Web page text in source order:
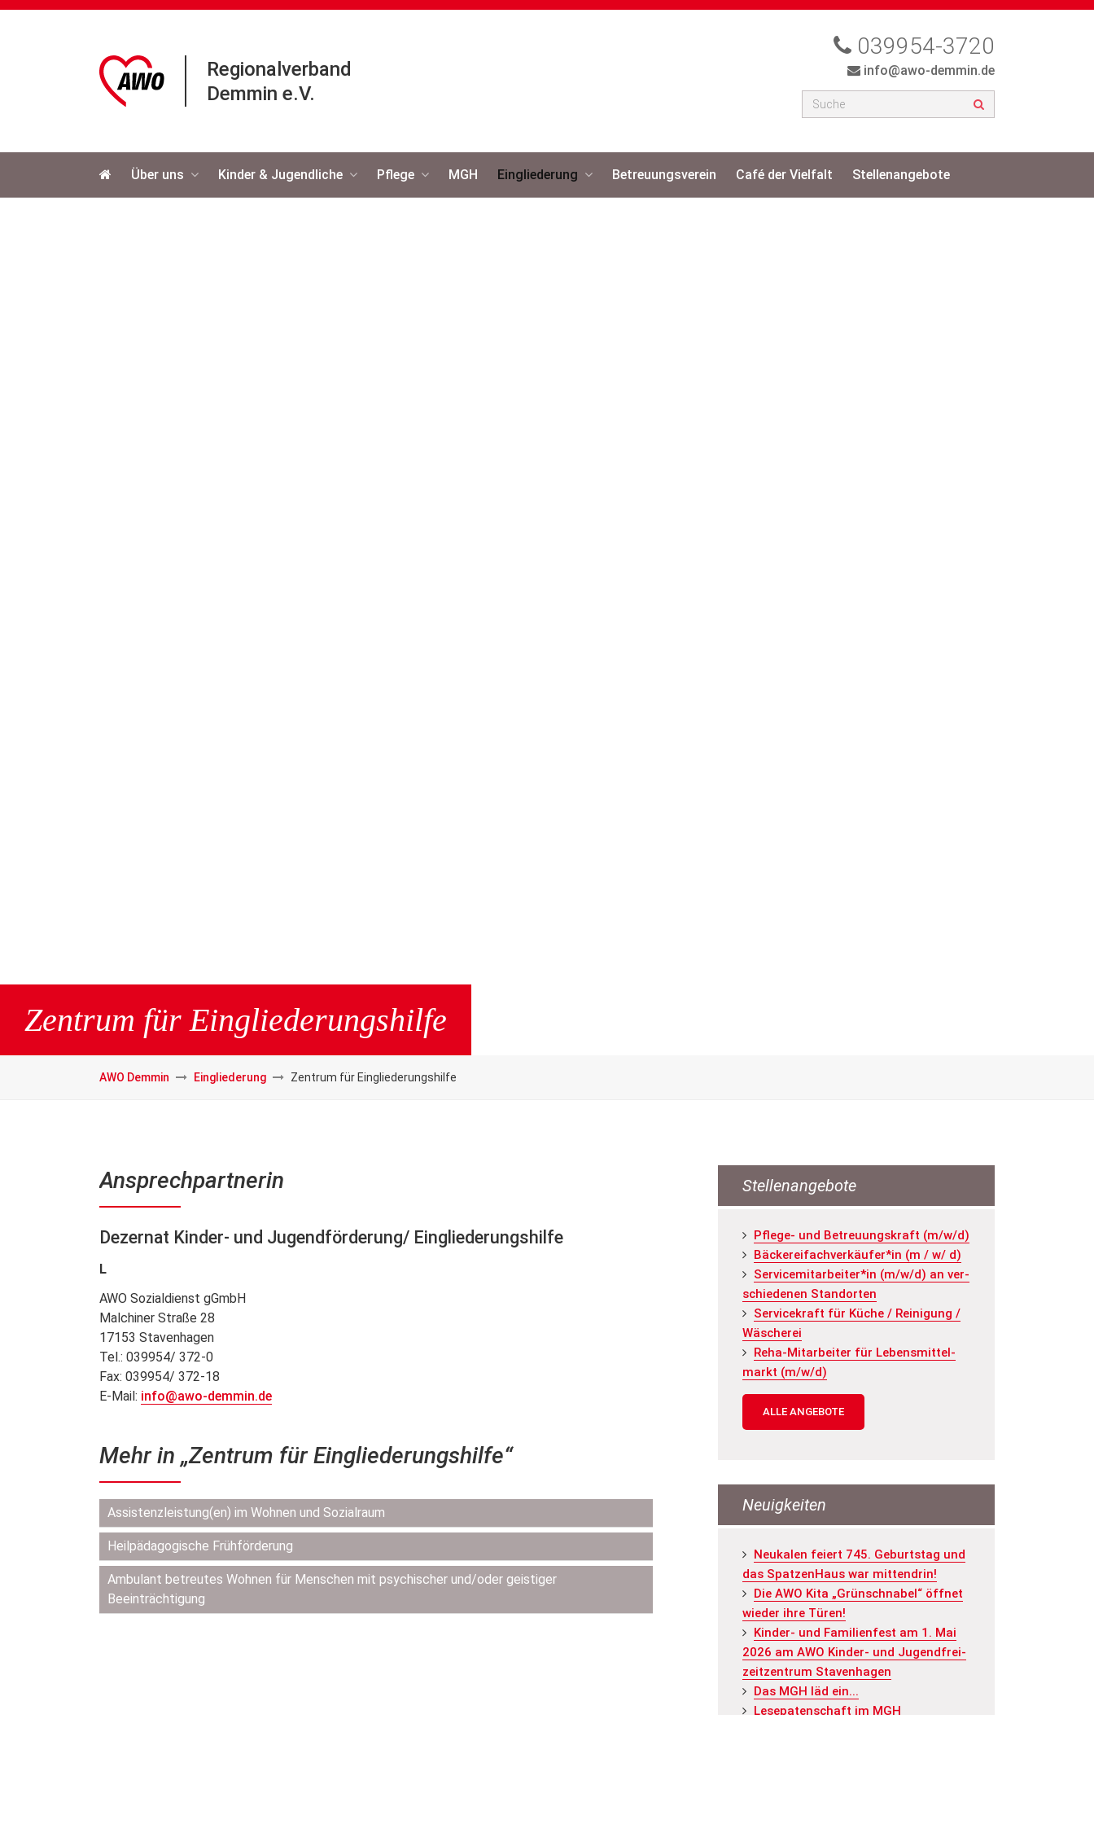
Regionalverband
Demmin e.V.
039954-3720
info@awo-demmin.de
Über uns Kinder & Jugendliche Pflege MGH Eingliederung Betreuungsverein Café der Vielfalt Stellenangebote
Zentrum für Eingliederungshilfe
AWO Demmin Eingliederung Zentrum für Eingliederungshilfe
Ansprechpartnerin
Dezernat Kinder- und Jugendförderung/ Eingliederungshilfe
L
AWO Sozialdienst gGmbH
Malchiner Straße 28
17153 Stavenhagen
Tel.: 039954/ 372-0
Fax: 039954/ 372-18
E-Mail: info@awo-demmin.de
Mehr in „Zentrum für Eingliederungshilfe“
Navigation
überspringen
Assistenzleistung(en) im Wohnen und Sozialraum
Heilpädagogische Frühförderung
Ambulant betreutes Wohnen für Menschen mit psychischer und/oder geistiger
Beeinträchtigung
Stellenangebote
Pfle­ge- und Be­treu­ungs­kraft (m/w/d)
Bä­cke­rei­fach­ver­käu­fer*in (m / w/ d)
Ser­vice­mit­ar­bei­ter*in (m/w/d) an ver­
schie­de­nen Stand­or­ten
Ser­vice­kraft für Küche / Rei­ni­gung /
Wä­sche­rei
Reha-Mit­ar­bei­ter für Le­bens­mit­tel­
markt (m/w/d)
ALLE ANGEBOTE
Neuigkeiten
Neu­ka­len fei­ert 745. Ge­burts­tag und
das Spat­zen­Haus war mit­ten­drin!
Die AWO Kita „Grün­schna­bel“ öff­net
wie­der ihre Türen!
Kin­der- und Fa­mi­li­en­fest am 1. Mai
2026 am AWO Kin­der- und Ju­gend­frei­
zeit­zen­trum Staven­ha­gen
Das MGH läd ein...
Le­se­pa­ten­schaft im MGH